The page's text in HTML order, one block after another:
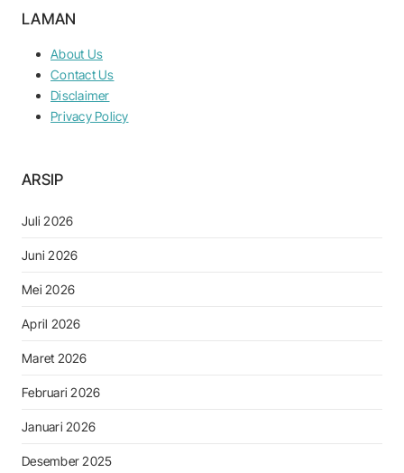
LAMAN
About Us
Contact Us
Disclaimer
Privacy Policy
ARSIP
Juli 2026
Juni 2026
Mei 2026
April 2026
Maret 2026
Februari 2026
Januari 2026
Desember 2025